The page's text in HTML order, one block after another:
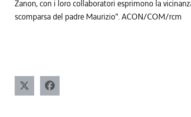
Zanon, con i loro collaboratori esprimono la
scomparsa del padre Maurizio". ACON/COM/rcm